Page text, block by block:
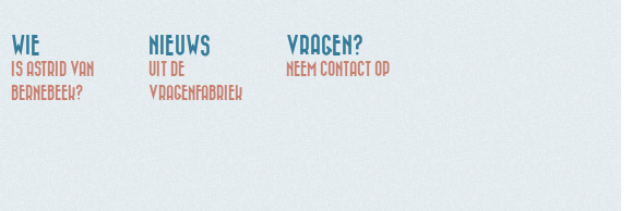
WIE
IS ASTRID VAN
BERNEBEEK?
NIEUWS
UIT DE
VRAGENFABRIEK
VRAGEN?
NEEM CONTACT OP